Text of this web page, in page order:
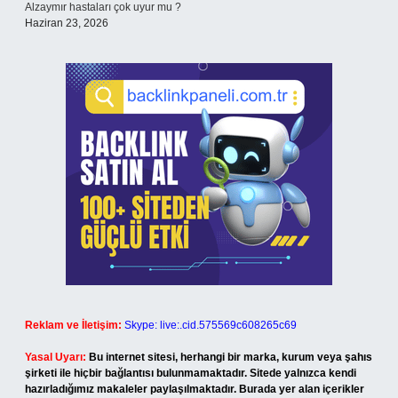
Alzaymır hastaları çok uyur mu ?
Haziran 23, 2026
Reklam ve İletişim: Skype: live:.cid.575569c608265c69
Yasal Uyarı: Bu internet sitesi, herhangi bir marka, kurum veya şahıs
şirketi ile hiçbir bağlantısı bulunmamaktadır. Sitede yalnızca kendi
hazırladığımız makaleler paylaşılmaktadır. Burada yer alan içerikler